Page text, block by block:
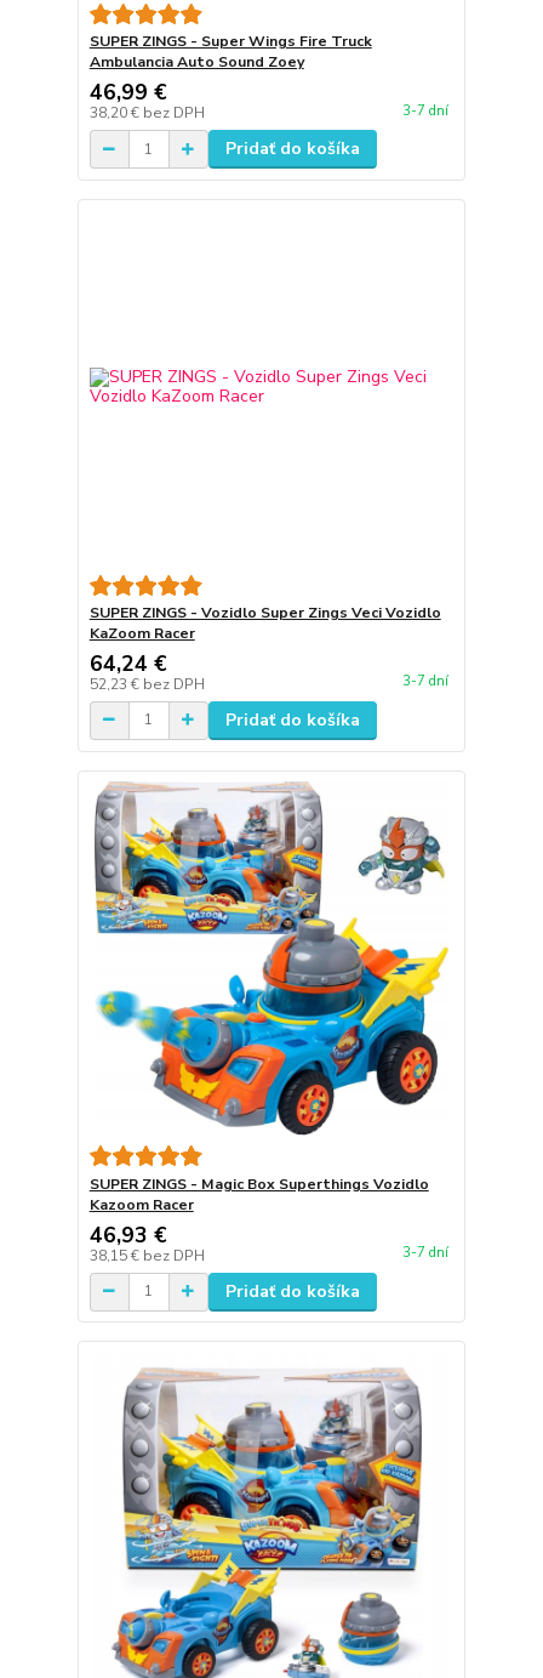
SUPER ZINGS - Super Wings Fire Truck
Ambulancia Auto Sound Zoey
46,99 €
38,20 € bez DPH 3-7 dní
Pridať do košíka
SUPER ZINGS - Vozidlo Super Zings Veci Vozidlo
KaZoom Racer
64,24 €
52,23 € bez DPH 3-7 dní
Pridať do košíka
SUPER ZINGS - Magic Box Superthings Vozidlo
Kazoom Racer
46,93 €
38,15 € bez DPH 3-7 dní
Pridať do košíka